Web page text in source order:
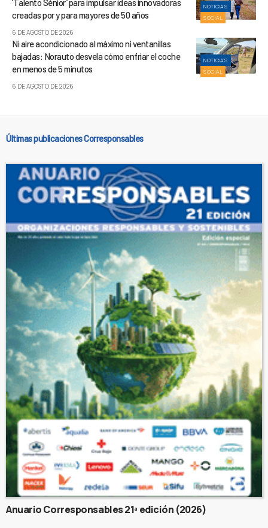
NOTICIAS
SOCIAL
‘Talento Sénior’ para impulsar ideas innovadoras
creadas por y para mayores de 50 años
6 DE AGOSTO DE 2026
NOTICIAS
SOCIAL
Ni aire acondicionado al máximo ni ventanillas
bajadas: Norauto desvela cómo enfriar el coche
en menos de 5 minutos
6 DE AGOSTO DE 2026
Últimas publicaciones Corresponsables
Anuario Corresponsables 21ª edición (2026)